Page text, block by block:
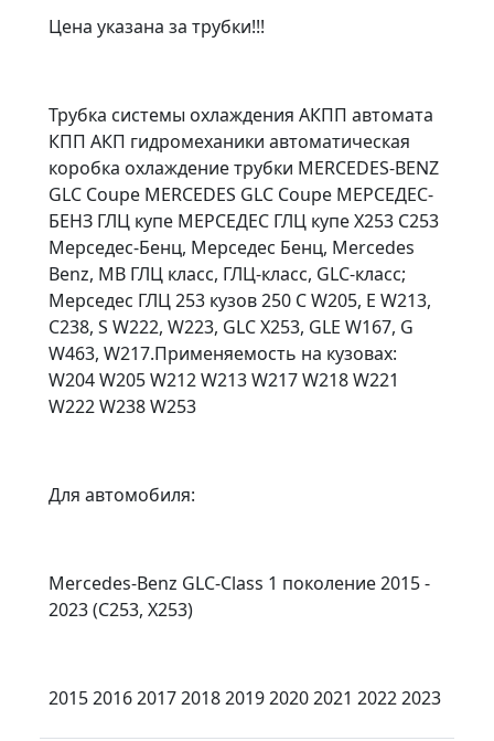
Цена указана за трубки!!!
Трубка системы охлаждения АКПП автомата
КПП АКП гидромеханики автоматическая
коробка охлаждение трубки MERCEDES-BENZ
GLC Coupe MERCEDES GLC Coupe МЕРСЕДЕС-
БЕНЗ ГЛЦ купе МЕРСЕДЕС ГЛЦ купе X253 C253
Мерседес-Бенц, Мерседес Бенц, Mercedes
Benz, MB ГЛЦ класс, ГЛЦ-класс, GLC-класс;
Мерседес ГЛЦ 253 кузов 250 C W205, E W213,
C238, S W222, W223, GLC X253, GLE W167, G
W463, W217.Применяемость на кузовах:
W204 W205 W212 W213 W217 W218 W221
W222 W238 W253
Для автомобиля:
Mercedes-Benz GLC-Class 1 поколение 2015 -
2023 (C253, X253)
2015 2016 2017 2018 2019 2020 2021 2022 2023